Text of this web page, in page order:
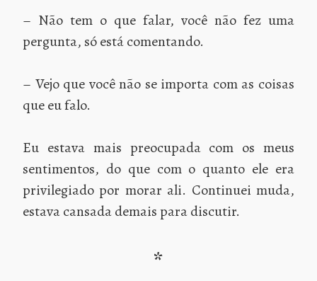
– Não tem o que falar, você não fez uma
pergunta, só está comentando.
– Vejo que você não se importa com as coisas
que eu falo.
Eu estava mais preocupada com os meus
sentimentos, do que com o quanto ele era
privilegiado por morar ali. Continuei muda,
estava cansada demais para discutir.
*